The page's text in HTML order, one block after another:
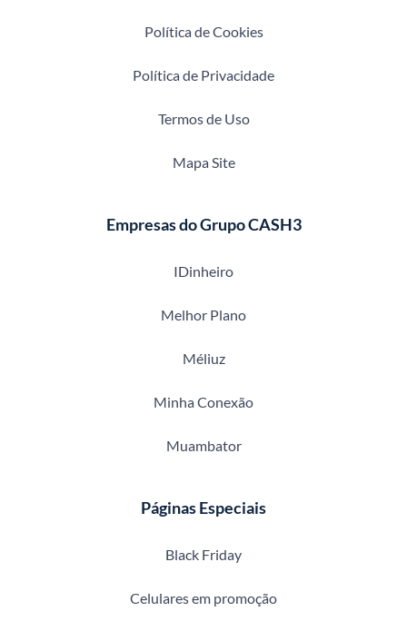
Política de Cookies
Política de Privacidade
Termos de Uso
Mapa Site
Empresas do Grupo CASH3
IDinheiro
Melhor Plano
Méliuz
Minha Conexão
Muambator
Páginas Especiais
Black Friday
Celulares em promoção